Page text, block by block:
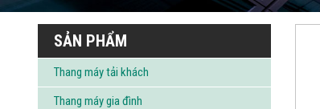
SẢN PHẨM
Thang máy tải khách
Thang máy gia đình